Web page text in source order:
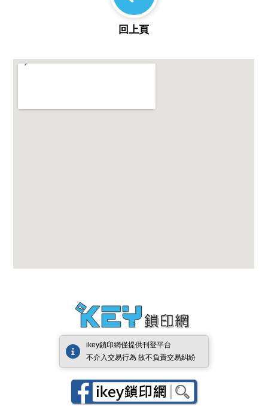
回上頁
ikey鎖印網僅提供刊登平台
不介入交易行為 故不負責交易糾紛